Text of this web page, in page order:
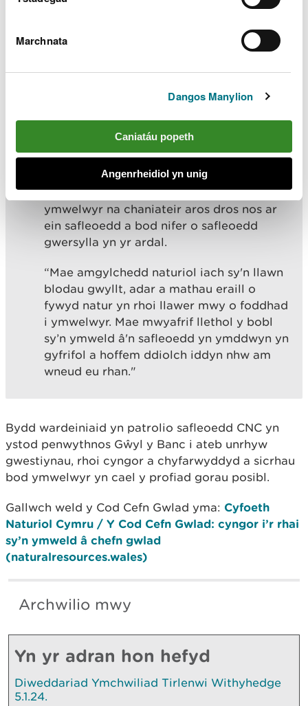
Marchnata
Dangos Manylion
Caniatáu popeth
Angenrheidiol yn unig
cymaint ohonynt i’w cael ar draws yr holl
ardal.
cadw cŵn dan reolaeth er mwyn
arall a pheidio â chynnau tanau, sy'n gallu
mynd allan o reolaeth yn gyflym ac achosi
difrod sylweddol i'r amgylchedd.
“Rydym hefyd yn awyddus i atgoffa
ymwelwyr na chaniateir aros dros nos ar
ein safleoedd a bod nifer o safleoedd
gwersylla yn yr ardal.
“Mae amgylchedd naturiol iach sy'n llawn
blodau gwyllt, adar a mathau eraill o
fywyd natur yn rhoi llawer mwy o foddhad
i ymwelwyr. Mae mwyafrif llethol y bobl
sy’n ymweld â'n safleoedd yn ymddwyn yn
gyfrifol a hoffem ddiolch iddyn nhw am
wneud eu rhan."
Bydd wardeiniaid yn patrolio safleoedd CNC yn
ystod penwythnos Gŵyl y Banc i ateb unrhyw
gwestiynau, rhoi cyngor a chyfarwyddyd a sicrhau
bod ymwelwyr yn cael y profiad gorau posibl.
Gallwch weld y Cod Cefn Gwlad yma: Cyfoeth
Naturiol Cymru / Y Cod Cefn Gwlad: cyngor i’r rhai
sy’n ymweld â chefn gwlad
(naturalresources.wales)
Archwilio mwy
Yn yr adran hon hefyd
Diweddariad Ymchwiliad Tirlenwi Withyhedge
5.1.24.